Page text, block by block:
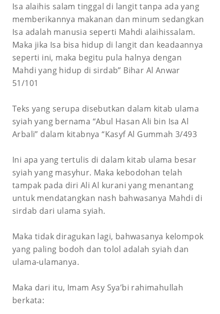
Isa alaihis salam tinggal di langit tanpa ada yang
memberikannya makanan dan minum sedangkan
Isa adalah manusia seperti Mahdi alaihissalam.
Maka jika Isa bisa hidup di langit dan keadaannya
seperti ini, maka begitu pula halnya dengan
Mahdi yang hidup di sirdab” Bihar Al Anwar
51/101
Teks yang serupa disebutkan dalam kitab ulama
syiah yang bernama “Abul Hasan Ali bin Isa Al
Arbali” dalam kitabnya “Kasyf Al Gummah 3/493
Ini apa yang tertulis di dalam kitab ulama besar
syiah yang masyhur. Maka kebodohan telah
tampak pada diri Ali Al kurani yang menantang
untuk mendatangkan nash bahwasanya Mahdi di
sirdab dari ulama syiah.
Maka tidak diragukan lagi, bahwasanya kelompok
yang paling bodoh dan tolol adalah syiah dan
ulama-ulamanya.
Maka dari itu, Imam Asy Sya’bi rahimahullah
berkata: